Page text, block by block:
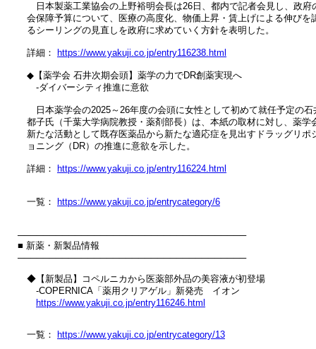
日本製薬工業協会の上野裕明会長は26日、都内で記者会見し、政府
会保障予算について、医療の高度化、物価上昇・賃上げによる伸びを
るシーリングの見直しを政府に求めていく方針を表明した。
詳細： https://www.yakuji.co.jp/entry116238.html
◆【薬学会 石井次期会頭】薬学の力でDR創薬実現へ
‐ダイバーシティ推進に意欲
日本薬学会の2025～26年度の会頭に女性として初めて就任予定の石
都子氏（千葉大学病院教授・薬剤部長）は、本紙の取材に対し、薬学
新たな活動として既存医薬品から新たな適応症を見出すドラッグリポ
ョニング（DR）の推進に意欲を示した。
詳細： https://www.yakuji.co.jp/entry116224.html
一覧： https://www.yakuji.co.jp/entrycategory/6
────────────────────────────────────
■ 新薬・新製品情報
────────────────────────────────────
◆【新製品】コペルニカから医薬部外品の美容液が初登場
‐COPERNICA「薬用クリアゲル」新発売　イオン
https://www.yakuji.co.jp/entry116246.html
一覧： https://www.yakuji.co.jp/entrycategory/13